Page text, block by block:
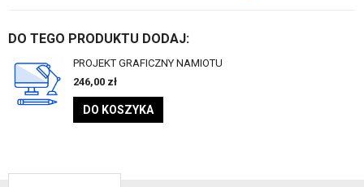
DO TEGO PRODUKTU DODAJ:
PROJEKT GRAFICZNY NAMIOTU
246,00 zł
DO KOSZYKA